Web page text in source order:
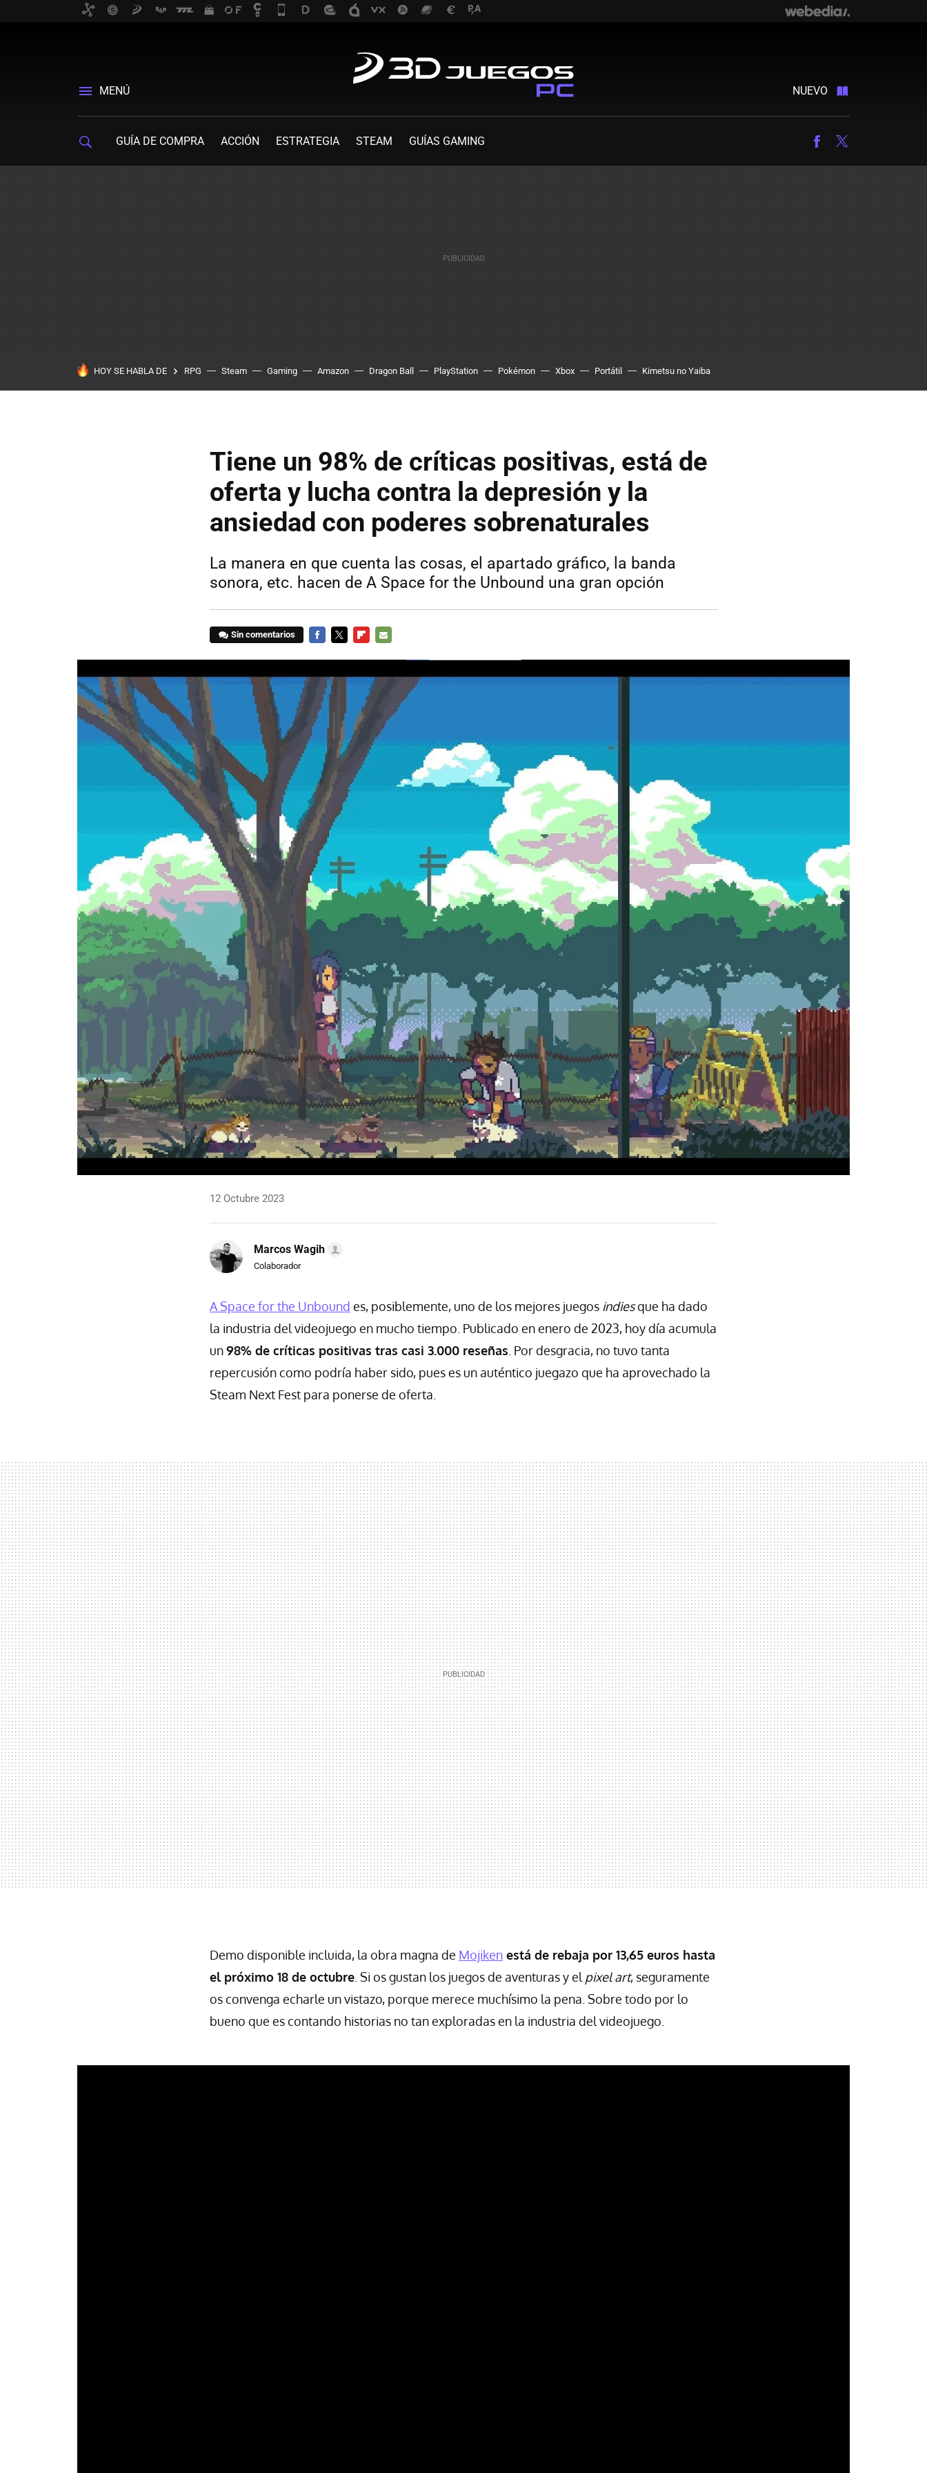
MENÚ NUEVO
GUÍA DE COMPRA ACCIÓN ESTRATEGIA STEAM GUÍAS GAMING Facebook
HOY SE HABLA DE RPG Steam Gaming Amazon Dragon Ball PlayStation Pokémon Xbox Portátil Kimetsu no Yaiba
Tiene un 98% de críticas positivas, está de
oferta y lucha contra la depresión y la
ansiedad con poderes sobrenaturales
La manera en que cuenta las cosas, el apartado gráfico, la banda
sonora, etc. hacen de A Space for the Unbound una gran opción
Sin comentarios
12 Octubre 2023
Marcos Wagih
Colaborador
A Space for the Unbound es, posiblemente, uno de los mejores juegos indiesque ha dado
la industria del videojuego en mucho tiempo. Publicado en enero de 2023, hoy día acumula
un98% de críticas positivas tras casi 3.000 reseñas . Por desgracia, no tuvo tanta
repercusión como podría haber sido, pues es un auténtico juegazo que ha aprovechado la
Steam Next Fest para ponerse de oferta.
Demo disponible incluida, la obra magna de Mojiken está de rebaja por 13,65 euros hasta
el próximo 18 de octubre . Si os gustan los juegos de aventuras y el pixel art, seguramente
os convenga echarle un vistazo, porque merece muchísimo la pena. Sobre todo por lo
bueno que es contando historias no tan exploradas en la industria del videojuego.